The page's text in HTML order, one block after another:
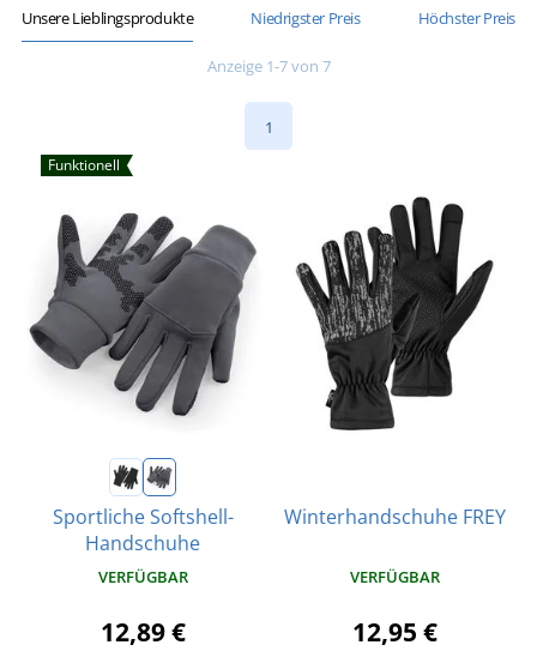
Unsere Lieblingsprodukte Niedrigster Preis Höchster Preis
Anzeige 1-7 von 7
1
Funktionell
Sportliche Softshell-
Handschuhe
VERFÜGBAR
12,89 €
Winterhandschuhe FREY
VERFÜGBAR
12,95 €